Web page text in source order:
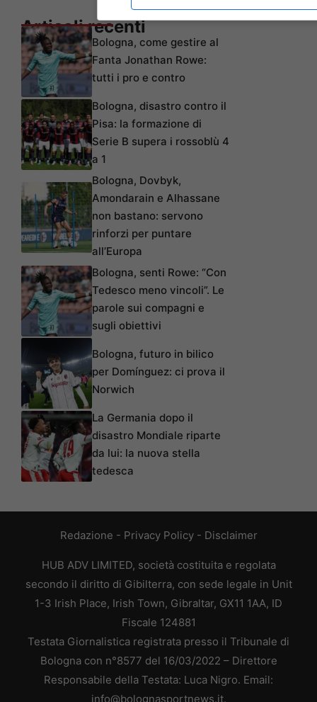
Articoli recenti
Bologna, come gestire al
Fanta Jonathan Rowe:
tutti i pro e contro
Bologna, disastro contro il
Pisa: la formazione di
Serie B supera i rossoblù 4
a 1
Bologna, Dovbyk,
Amondarain e Alhassane
non bastano: servono
rinforzi per puntare
all’Europa
Bologna, senti Rowe: “Con
Tedesco meno vincoli”. Le
parole sui compagni e
sugli obiettivi
Bologna, futuro in bilico
per Domínguez: ci prova il
Norwich
La Germania dopo il
disastro Mondiale riparte
da lui: la nuova stella
tedesca
Redazione - Privacy Policy- Disclaimer
HUB ADV LIMITED, società costituita e regolata
secondo il diritto di Gibilterra, con sede legale in Unit
1-3 Irish Place, Irish Town, Gibraltar, GX11 1AA, ID
Fiscale 124881
Testata Giornalistica registrata presso il Tribunale di
Bologna con n°8577 del 16/03/2022 – Direttore
Responsabile della Testata: Luca Nigro. Email:
info@bolognasportnews.it.